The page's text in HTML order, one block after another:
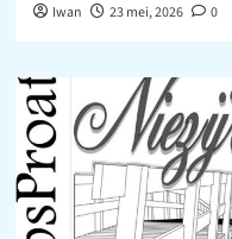
Iwan 23 mei, 2026 0